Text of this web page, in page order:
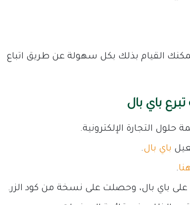
القيام بذلك بكل سهولة عن طريق اتباع
باي بال
التجارة الإلكترونية.
باي بال.
هنا.
باي بال، وحصلت على نسخة من كود الزر.